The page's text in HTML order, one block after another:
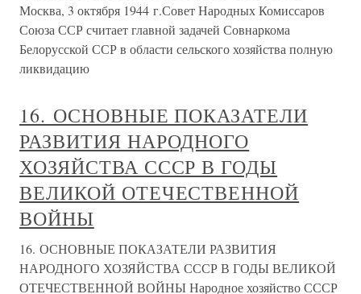
Москва, 3 октября 1944 г.Совет Народных Комиссаров
Союза ССР считает главной задачей Совнаркома
Белорусской ССР в области сельского хозяйства полную
ликвидацию
16. ОСНОВНЫЕ ПОКАЗАТЕЛИ
РАЗВИТИЯ НАРОДНОГО
ХОЗЯЙСТВА СССР В ГОДЫ
ВЕЛИКОЙ ОТЕЧЕСТВЕННОЙ
ВОЙНЫ
16. ОСНОВНЫЕ ПОКАЗАТЕЛИ РАЗВИТИЯ
НАРОДНОГО ХОЗЯЙСТВА СССР В ГОДЫ ВЕЛИКОЙ
ОТЕЧЕСТВЕННОЙ ВОЙНЫ Народное хозяйство СССР